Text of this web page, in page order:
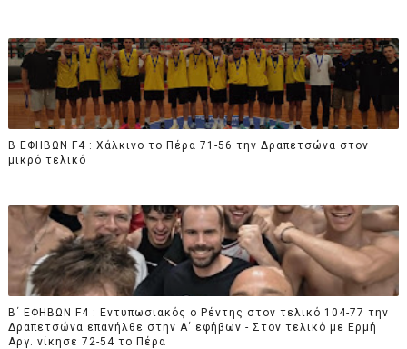
B ΕΦΗΒΩΝ F4 : Χάλκινο το Πέρα 71-56 την Δραπετσώνα στον
μικρό τελικό
Β΄ ΕΦΗΒΩΝ F4 : Εντυπωσιακός ο Ρέντης στον τελικό 104-77 την
Δραπετσώνα επανήλθε στην Α΄ εφήβων - Στον τελικό με Ερμή
Αργ. νίκησε 72-54 το Πέρα